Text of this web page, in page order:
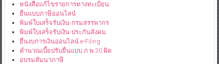
หนังสือแก้ไขรายการทางทะเบียน
ยื่นแบบภาษีออนไลน์
พิมพ์ใบเสร็จรับเงิน-กรมสรรพากร
พิมพ์ใบเสร็จรับเงิน-ประกันสังคม
ยื่นงบการเงินออนไลน์ e-Filing
คำนวณเบี้ยปรับยื่นแบบ ภ.พ.30 ผิด
อบรมสัมนาภาษี